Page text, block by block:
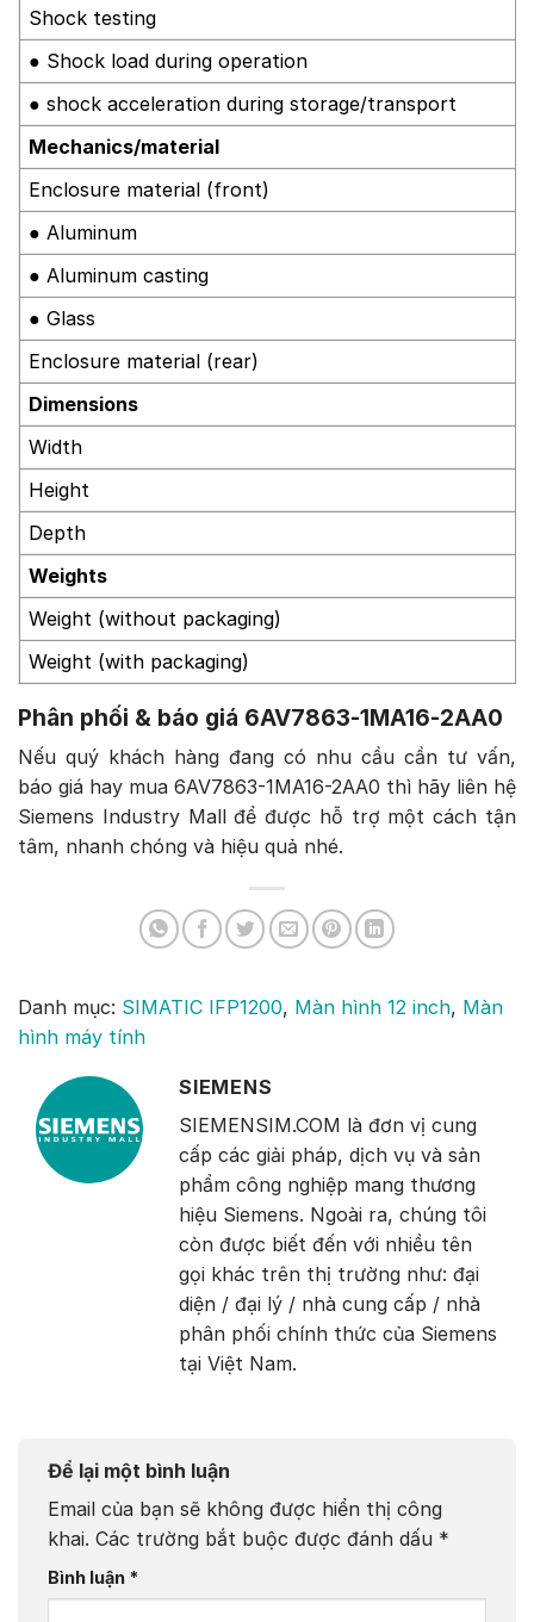
Shock testing
● Shock load during operation
● shock acceleration during storage/transport
Mechanics/material
Enclosure material (front)
● Aluminum
● Aluminum casting
● Glass
Enclosure material (rear)
Dimensions
Width
Height
Depth
Weights
Weight (without packaging)
Weight (with packaging)
Phân phối & báo giá 6AV7863-1MA16-2AA0
Nếu quý khách hàng đang có nhu cầu cần tư vấn,
báo giá hay mua 6AV7863-1MA16-2AA0 thì hãy liên hệ
Siemens Industry Mall để được hỗ trợ một cách tận
tâm, nhanh chóng và hiệu quả nhé.
Danh mục: SIMATIC IFP1200, Màn hình 12 inch, Màn
hình máy tính
SIEMENS
SIEMENSIM.COM là đơn vị cung
cấp các giải pháp, dịch vụ và sản
phẩm công nghiệp mang thương
hiệu Siemens. Ngoài ra, chúng tôi
còn được biết đến với nhiều tên
gọi khác trên thị trường như: đại
diện / đại lý / nhà cung cấp / nhà
phân phối chính thức của Siemens
tại Việt Nam.
Để lại một bình luận
Email của bạn sẽ không được hiển thị công
khai. Các trường bắt buộc được đánh dấu *
Bình luận *